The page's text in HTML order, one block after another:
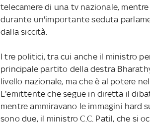
telecamere di una tv nazionale,
durante un'importante seduta
dalla siccità.
I tre politici, tra cui anche il ministro
principale partito della destra
livello nazionale, ma che è al potere
L'emittente che segue in diretta il
mentre ammiravano le immagini hard
sono due, il ministro C.C. Patil, che si